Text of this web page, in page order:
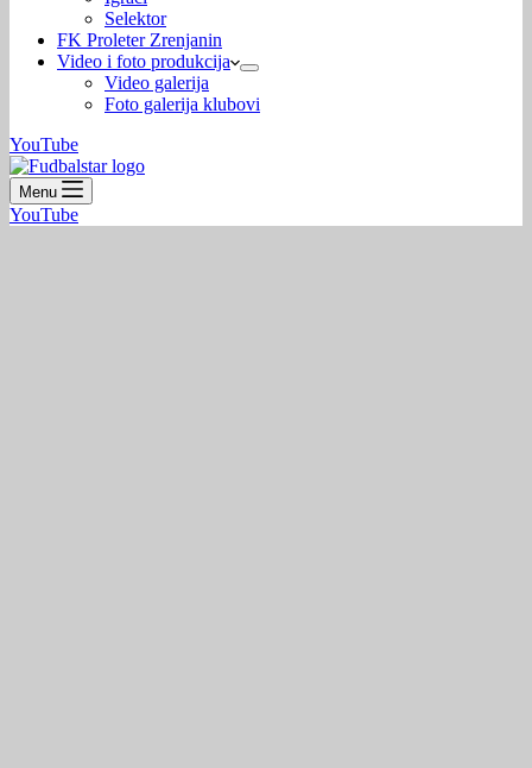
Selektor
FK Proleter Zrenjanin
Video i foto produkcija
Video galerija
Foto galerija klubovi
YouTube
Menu
YouTube